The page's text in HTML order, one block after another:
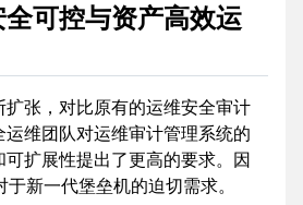
可控与资产高效运
张，对比原有的运维安全审计
维团队对运维审计管理系统的
扩展性提出了更高的要求。因
新一代堡垒机的迫切需求。